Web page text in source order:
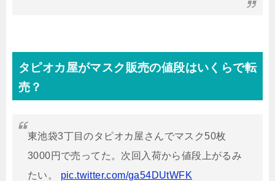
タピオカ屋がマスク販売の値段はいくらで転
売？
東池袋3丁目のタピオカ屋さんでマスク50枚
3000円で売ってた。次回入荷から値段上がるみ
たい。 pic.twitter.com/ga54DUtWFK